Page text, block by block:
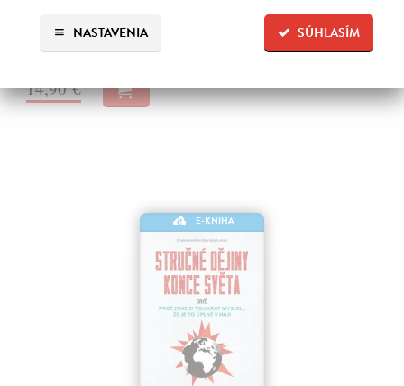
SÚHLASÍM
NASTAVENIA
bez nich nedá…
Na stiahnutie akoEPUB PDF
14,90 €
E-KNIHA